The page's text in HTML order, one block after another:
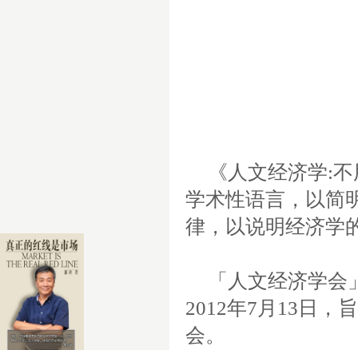
《人文经济学:
学术性语言，以简
律，以说明经济学
「人文经济学
2012年7月13日，
会。